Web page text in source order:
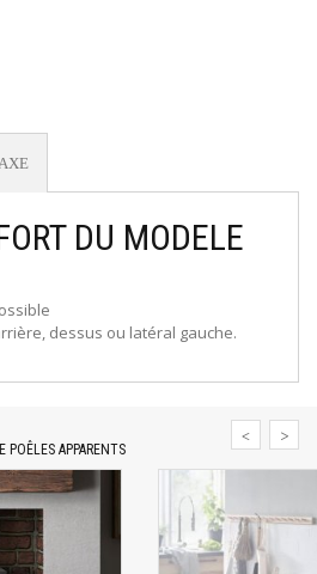
DU MODELE
dessus ou latéral gauche.
POÊLES APPARENTS